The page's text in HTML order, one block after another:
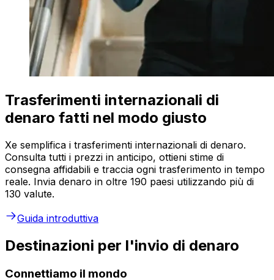
Trasferimenti internazionali di
denaro fatti nel modo giusto
Xe semplifica i trasferimenti internazionali di denaro.
Consulta tutti i prezzi in anticipo, ottieni stime di
consegna affidabili e traccia ogni trasferimento in tempo
reale. Invia denaro in oltre 190 paesi utilizzando più di
130 valute.
Guida introduttiva
Destinazioni per l'invio di denaro
Connettiamo il mondo